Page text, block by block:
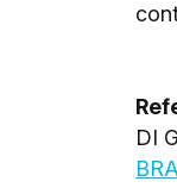
DI